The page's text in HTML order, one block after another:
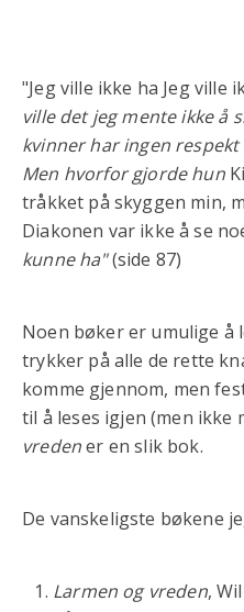
"Jeg ville ikke ha Jeg ville
ville det jeg mente ikke å
kvinner har ingen
Men hvorfor gjorde hun
tråkket på skyggen min,
Diakonen var ikke å se
kunne ha"(side 87)
Noen bøker er umulige å
trykker på alle de rette
komme gjennom, men
til å leses igjen (men ikke
vredener en slik bok.
De vanskeligste bøkene
Larmen og vreden,